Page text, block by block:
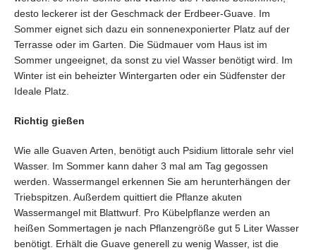
desto leckerer ist der Geschmack der Erdbeer-Guave. Im
Sommer eignet sich dazu ein sonnenexponierter Platz auf der
Terrasse oder im Garten. Die Südmauer vom Haus ist im
Sommer ungeeignet, da sonst zu viel Wasser benötigt wird. Im
Winter ist ein beheizter Wintergarten oder ein Südfenster der
Ideale Platz.
Richtig gießen
Wie alle Guaven Arten, benötigt auch Psidium littorale sehr viel
Wasser. Im Sommer kann daher 3 mal am Tag gegossen
werden. Wassermangel erkennen Sie am herunterhängen der
Triebspitzen. Außerdem quittiert die Pflanze akuten
Wassermangel mit Blattwurf. Pro Kübelpflanze werden an
heißen Sommertagen je nach Pflanzengröße gut 5 Liter Wasser
benötigt. Erhält die Guave generell zu wenig Wasser, ist die